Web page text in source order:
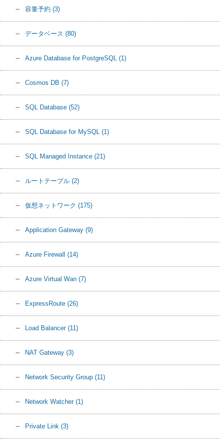
容量予約 (3)
データベース (80)
Azure Database for PostgreSQL (1)
Cosmos DB (7)
SQL Database (52)
SQL Database for MySQL (1)
SQL Managed Instance (21)
ルートテーブル (2)
仮想ネットワーク (175)
Application Gateway (9)
Azure Firewall (14)
Azure Virtual Wan (7)
ExpressRoute (26)
Load Balancer (11)
NAT Gateway (3)
Network Security Group (11)
Network Watcher (1)
Private Link (3)